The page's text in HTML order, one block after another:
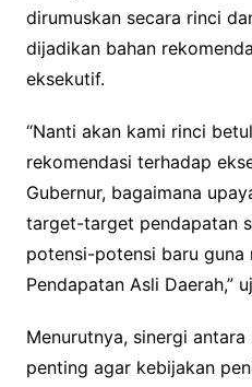
dirumuskan secara rinci
dijadikan bahan
eksekutif.
“Nanti akan kami rinci
rekomendasi terhadap
Gubernur, bagaimana
target-target pendapatan
potensi-potensi baru guna
Pendapatan Asli Daerah,”
Menurutnya, sinergi antara
penting agar kebijakan